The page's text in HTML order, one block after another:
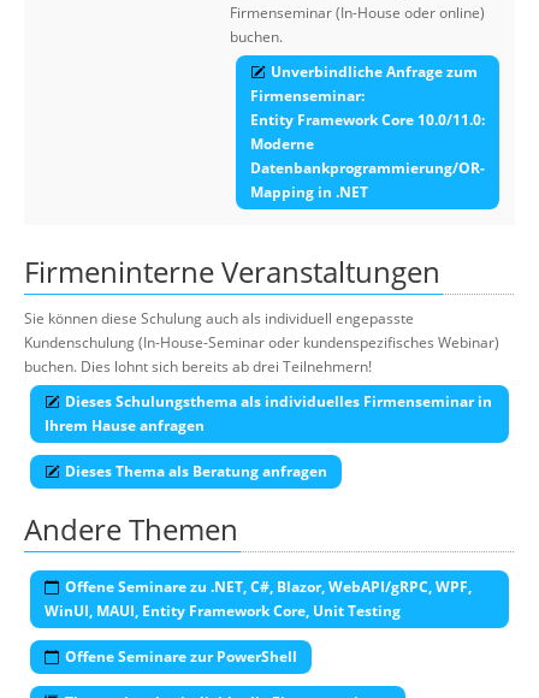
Firmenseminar (In-House oder online)
buchen.
Unverbindliche Anfrage zum
Firmenseminar:
Entity Framework Core 10.0/11.0:
Moderne
Datenbankprogrammierung/OR-
Mapping in .NET
Firmeninterne Veranstaltungen
Sie können diese Schulung auch als individuell engepasste
Kundenschulung (In-House-Seminar oder kundenspezifisches Webinar)
buchen. Dies lohnt sich bereits ab drei Teilnehmern!
Dieses Schulungsthema als individuelles Firmenseminar in
Ihrem Hause anfragen
Dieses Thema als Beratung anfragen
Andere Themen
Offene Seminare zu .NET, C#, Blazor, WebAPI/gRPC, WPF,
WinUI, MAUI, Entity Framework Core, Unit Testing
Offene Seminare zur PowerShell